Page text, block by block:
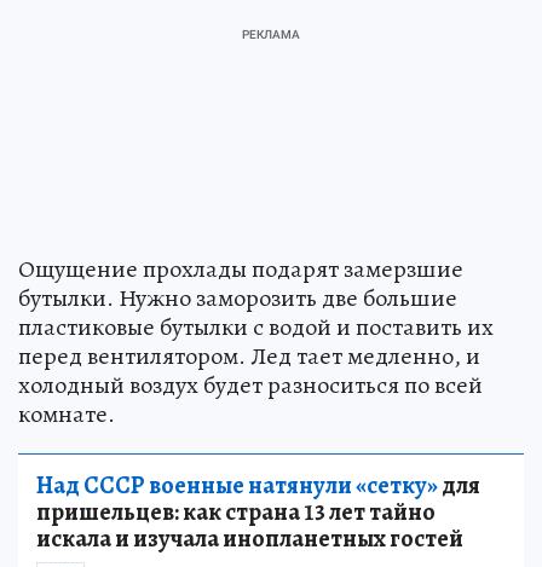
Ощущение прохлады подарят замерзшие
бутылки. Нужно заморозить две большие
пластиковые бутылки с водой и поставить их
перед вентилятором. Лед тает медленно, и
холодный воздух будет разноситься по всей
комнате.
Над СССР военные натянули «сетку»для
пришельцев: как страна 13 лет тайно
искала и изучала инопланетных гостей